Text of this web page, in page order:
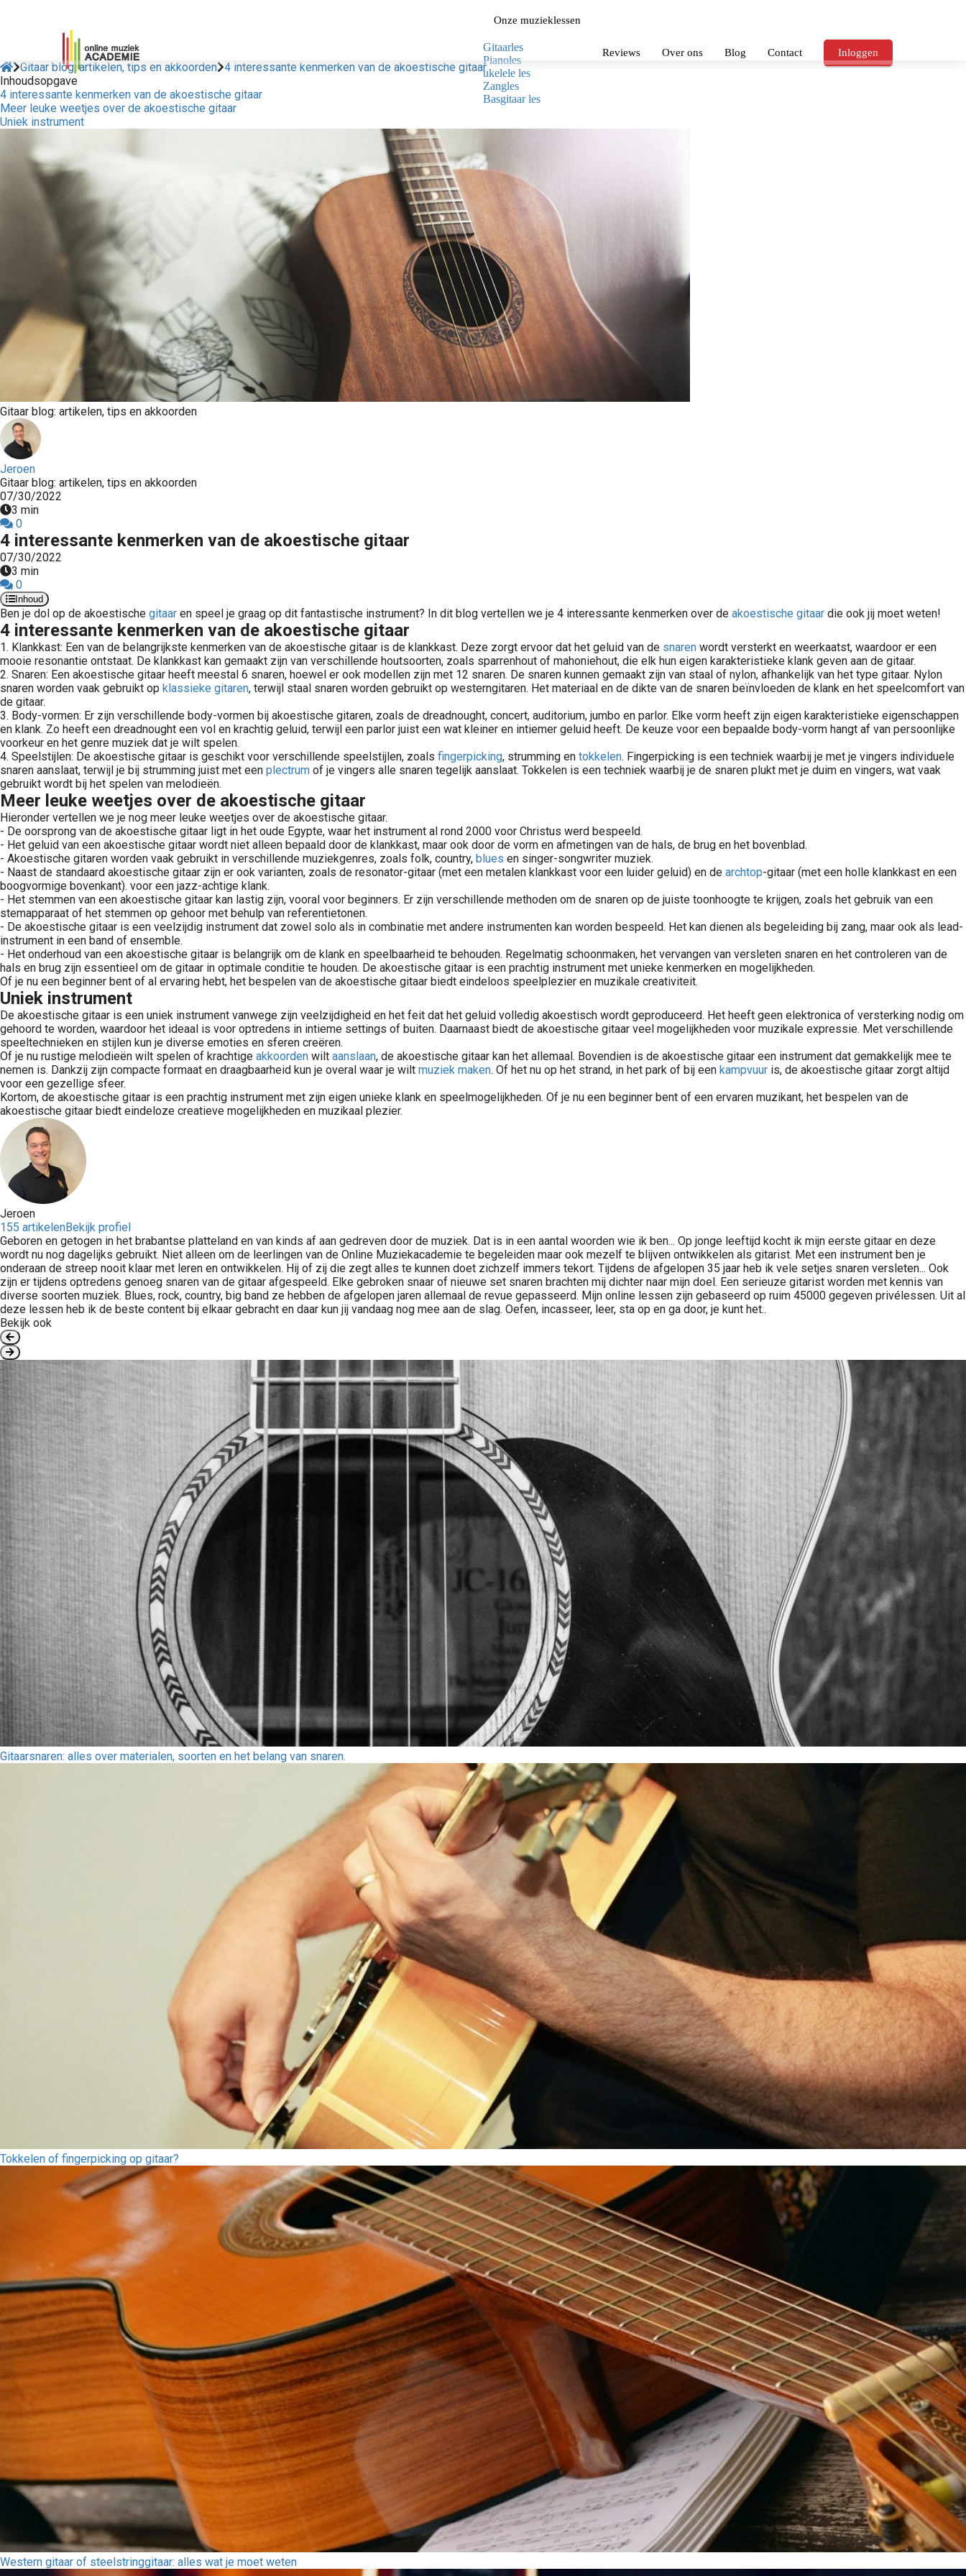
Onze muzieklessen
Gitaarles
Pianoles
ukelele les
Zangles
Basgitaar les
Reviews Over ons Blog Contact Inloggen
Gitaar blog: artikelen, tips en akkoorden 4 interessante kenmerken van de akoestische gitaar
Inhoudsopgave
4 interessante kenmerken van de akoestische gitaar
Meer leuke weetjes over de akoestische gitaar
Uniek instrument
Gitaar blog: artikelen, tips en akkoorden
Jeroen
Gitaar blog: artikelen, tips en akkoorden
07/30/2022
3 min
0
4 interessante kenmerken van de akoestische gitaar
07/30/2022
3 min
0
Inhoud
Ben je dol op de akoestische gitaar en speel je graag op dit fantastische instrument? In dit blog vertellen we je 4 interessante kenmerken over de akoestische gitaar die ook jij moet weten!
4 interessante kenmerken van de akoestische gitaar
1. Klankkast: Een van de belangrijkste kenmerken van de akoestische gitaar is de klankkast. Deze zorgt ervoor dat het geluid van de snaren wordt versterkt en weerkaatst, waardoor er een
mooie resonantie ontstaat. De klankkast kan gemaakt zijn van verschillende houtsoorten, zoals sparrenhout of mahoniehout, die elk hun eigen karakteristieke klank geven aan de gitaar.
2. Snaren: Een akoestische gitaar heeft meestal 6 snaren, hoewel er ook modellen zijn met 12 snaren. De snaren kunnen gemaakt zijn van staal of nylon, afhankelijk van het type gitaar. Nylon
snaren worden vaak gebruikt op klassieke gitaren, terwijl staal snaren worden gebruikt op westerngitaren. Het materiaal en de dikte van de snaren beïnvloeden de klank en het speelcomfort van
de gitaar.
3. Body-vormen: Er zijn verschillende body-vormen bij akoestische gitaren, zoals de dreadnought, concert, auditorium, jumbo en parlor. Elke vorm heeft zijn eigen karakteristieke eigenschappen
en klank. Zo heeft een dreadnought een vol en krachtig geluid, terwijl een parlor juist een wat kleiner en intiemer geluid heeft. De keuze voor een bepaalde body-vorm hangt af van persoonlijke
voorkeur en het genre muziek dat je wilt spelen.
4. Speelstijlen: De akoestische gitaar is geschikt voor verschillende speelstijlen, zoals fingerpicking, strumming en tokkelen. Fingerpicking is een techniek waarbij je met je vingers individuele
snaren aanslaat, terwijl je bij strumming juist met een plectrum of je vingers alle snaren tegelijk aanslaat. Tokkelen is een techniek waarbij je de snaren plukt met je duim en vingers, wat vaak
gebruikt wordt bij het spelen van melodieën.
Meer leuke weetjes over de akoestische gitaar
Hieronder vertellen we je nog meer leuke weetjes over de akoestische gitaar.
- De oorsprong van de akoestische gitaar ligt in het oude Egypte, waar het instrument al rond 2000 voor Christus werd bespeeld.
- Het geluid van een akoestische gitaar wordt niet alleen bepaald door de klankkast, maar ook door de vorm en afmetingen van de hals, de brug en het bovenblad.
- Akoestische gitaren worden vaak gebruikt in verschillende muziekgenres, zoals folk, country, blues en singer-songwriter muziek.
- Naast de standaard akoestische gitaar zijn er ook varianten, zoals de resonator-gitaar (met een metalen klankkast voor een luider geluid) en de archtop-gitaar (met een holle klankkast en een
boogvormige bovenkant). voor een jazz-achtige klank.
- Het stemmen van een akoestische gitaar kan lastig zijn, vooral voor beginners. Er zijn verschillende methoden om de snaren op de juiste toonhoogte te krijgen, zoals het gebruik van een
stemapparaat of het stemmen op gehoor met behulp van referentietonen.
- De akoestische gitaar is een veelzijdig instrument dat zowel solo als in combinatie met andere instrumenten kan worden bespeeld. Het kan dienen als begeleiding bij zang, maar ook als lead-
instrument in een band of ensemble.
- Het onderhoud van een akoestische gitaar is belangrijk om de klank en speelbaarheid te behouden. Regelmatig schoonmaken, het vervangen van versleten snaren en het controleren van de
hals en brug zijn essentieel om de gitaar in optimale conditie te houden. De akoestische gitaar is een prachtig instrument met unieke kenmerken en mogelijkheden.
Of je nu een beginner bent of al ervaring hebt, het bespelen van de akoestische gitaar biedt eindeloos speelplezier en muzikale creativiteit.
Uniek instrument
De akoestische gitaar is een uniek instrument vanwege zijn veelzijdigheid en het feit dat het geluid volledig akoestisch wordt geproduceerd. Het heeft geen elektronica of versterking nodig om
gehoord te worden, waardoor het ideaal is voor optredens in intieme settings of buiten. Daarnaast biedt de akoestische gitaar veel mogelijkheden voor muzikale expressie. Met verschillende
speeltechnieken en stijlen kun je diverse emoties en sferen creëren.
Of je nu rustige melodieën wilt spelen of krachtige akkoorden wilt aanslaan, de akoestische gitaar kan het allemaal. Bovendien is de akoestische gitaar een instrument dat gemakkelijk mee te
nemen is. Dankzij zijn compacte formaat en draagbaarheid kun je overal waar je wilt muziek maken. Of het nu op het strand, in het park of bij een kampvuur is, de akoestische gitaar zorgt altijd
voor een gezellige sfeer.
Kortom, de akoestische gitaar is een prachtig instrument met zijn eigen unieke klank en speelmogelijkheden. Of je nu een beginner bent of een ervaren muzikant, het bespelen van de
akoestische gitaar biedt eindeloze creatieve mogelijkheden en muzikaal plezier.
Jeroen
155 artikelenBekijk profiel
Geboren en getogen in het brabantse platteland en van kinds af aan gedreven door de muziek. Dat is in een aantal woorden wie ik ben... Op jonge leeftijd kocht ik mijn eerste gitaar en deze
wordt nu nog dagelijks gebruikt. Niet alleen om de leerlingen van de Online Muziekacademie te begeleiden maar ook mezelf te blijven ontwikkelen als gitarist. Met een instrument ben je
onderaan de streep nooit klaar met leren en ontwikkelen. Hij of zij die zegt alles te kunnen doet zichzelf immers tekort. Tijdens de afgelopen 35 jaar heb ik vele setjes snaren versleten... Ook
zijn er tijdens optredens genoeg snaren van de gitaar afgespeeld. Elke gebroken snaar of nieuwe set snaren brachten mij dichter naar mijn doel. Een serieuze gitarist worden met kennis van
diverse soorten muziek. Blues, rock, country, big band ze hebben de afgelopen jaren allemaal de revue gepasseerd. Mijn online lessen zijn gebaseerd op ruim 45000 gegeven privélessen. Uit al
deze lessen heb ik de beste content bij elkaar gebracht en daar kun jij vandaag nog mee aan de slag. Oefen, incasseer, leer, sta op en ga door, je kunt het..
Bekijk ook
Gitaarsnaren: alles over materialen, soorten en het belang van snaren.
Tokkelen of fingerpicking op gitaar?
Western gitaar of steelstringgitaar: alles wat je moet weten